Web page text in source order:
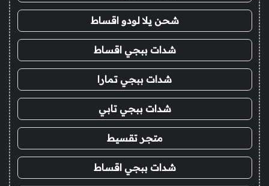
شحن يلا لودو اقساط
شدات ببجي اقساط
شدات ببجي تمارا
شدات ببجي تابي
متجر تقسيط
شدات ببجي اقساط